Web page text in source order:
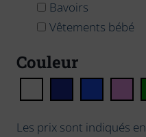
Bavoirs
Vêtements bébé
Couleur
Les prix sont indiqués en